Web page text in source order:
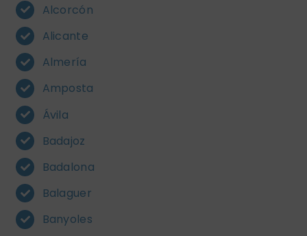
Alcorcón
Alicante
Almería
Amposta
Ávila
Badajoz
Badalona
Balaguer
Banyoles